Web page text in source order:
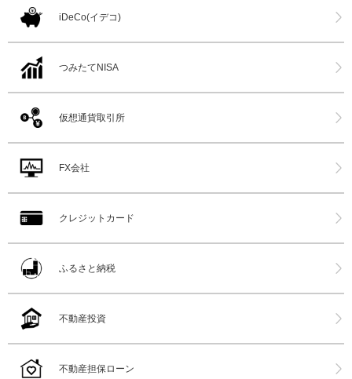
iDeCo(イデコ)
つみたてNISA
仮想通貨取引所
FX会社
クレジットカード
ふるさと納税
不動産投資
不動産担保ローン